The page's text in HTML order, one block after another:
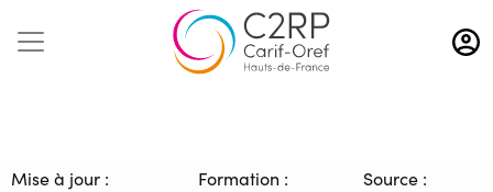
Aller
au
contenu
Mise à jour :
Formation :
Source :